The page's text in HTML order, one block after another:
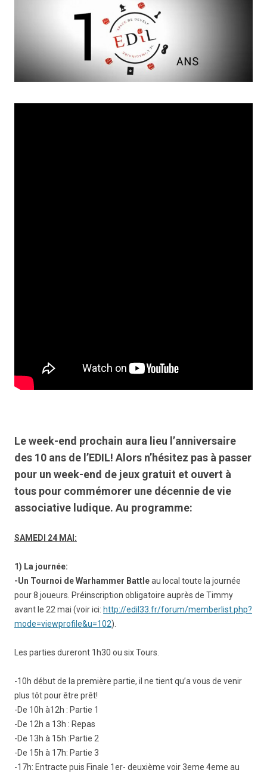
Le week-end prochain aura lieu l’anniversaire
des 10 ans de l’EDIL! Alors n’hésitez pas à passer
pour un week-end de jeux gratuit et ouvert à
tous pour commémorer une décennie de vie
associative ludique. Au programme:
SAMEDI 24 MAI:
1) La journée:
-Un Tournoi de Warhammer Battleau local toute la journée
pour 8 joueurs. Préinscription obligatoire auprès de Timmy
avant le 22 mai (voir ici: http://edil33.fr/forum/memberlist.php?
mode=viewprofile&u=102).
Les parties dureront 1h30 ou six Tours.
-10h début de la première partie, il ne tient qu’a vous de venir
plus tôt pour être prêt!
-De 10h à12h : Partie 1
-De 12h a 13h : Repas
-De 13h à 15h :Partie 2
-De 15h à 17h: Partie 3
-17h: Entracte puis Finale 1er- deuxième voir 3eme 4eme au